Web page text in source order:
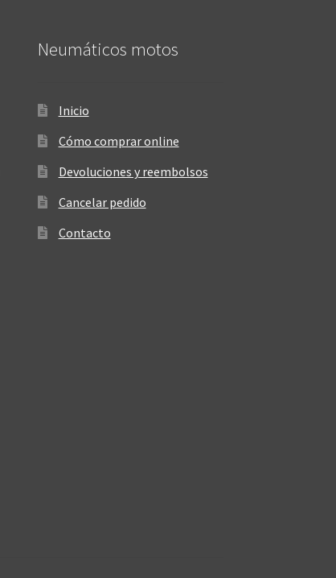
Neumáticos motos
Inicio
Cómo comprar online
Devoluciones y reembolsos
Cancelar pedido
Contacto